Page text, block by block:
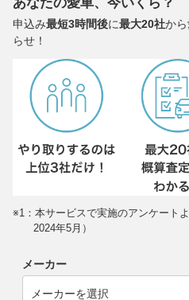
申込み最短3時間後に最大20社か
らせ！
※1：本サービスで実施のアンケート
2024年5月）
メーカー